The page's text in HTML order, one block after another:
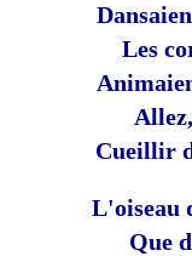
Les
Cueillir
L'oiseau
Que